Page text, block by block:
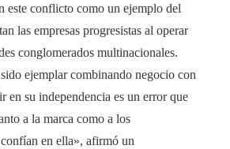
este conflicto como un ejemplo del
las empresas progresistas al operar
conglomerados multinacionales.
ejemplar combinando negocio con
en su independencia es un error que
a la marca como a los
en ella», afirmó un